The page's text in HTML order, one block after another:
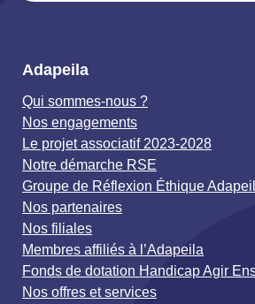
Adapeila
Qui sommes-nous ?
Nos engagements
Le projet associatif 2023-2028
Notre démarche RSE
Groupe de Réflexion Éthique
Nos partenaires
Nos filiales
Membres affiliés à l’Adapeila
Fonds de dotation Handicap Agir
Nos offres et services